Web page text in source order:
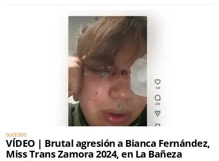
SUCESOS
VÍDEO | Brutal agresión a Bianca Fernández,
Miss Trans Zamora 2024, en La Bañeza